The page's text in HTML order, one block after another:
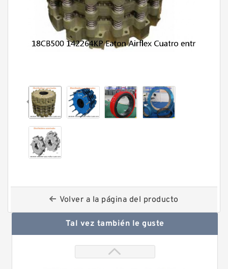
Volver a la página del producto
Tal vez también le guste